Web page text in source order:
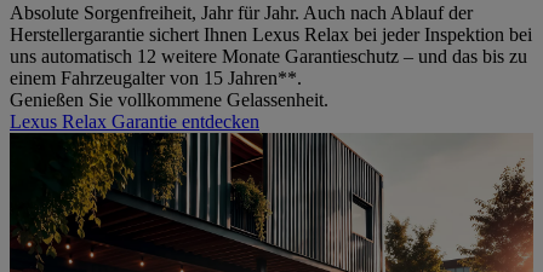
Absolute Sorgenfreiheit, Jahr für Jahr. Auch nach Ablauf der
Herstellergarantie sichert Ihnen Lexus Relax bei jeder Inspektion bei
uns automatisch 12 weitere Monate Garantieschutz – und das bis zu
einem Fahrzeugalter von 15 Jahren**.
Genießen Sie vollkommene Gelassenheit.
Lexus Relax Garantie entdecken